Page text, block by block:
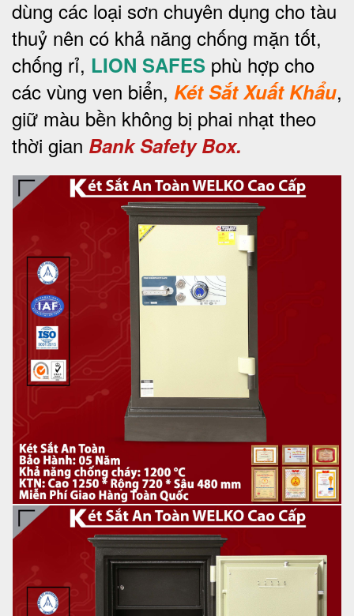
dùng các loại sơn chuyên dụng cho tàu
thuỷ nên có khả năng chống mặn tốt,
chống rỉ, LION SAFES phù hợp cho
các vùng ven biển, Két Sắt Xuất Khẩu,
giữ màu bền không bị phai nhạt theo
thời gian Bank Safety Box.